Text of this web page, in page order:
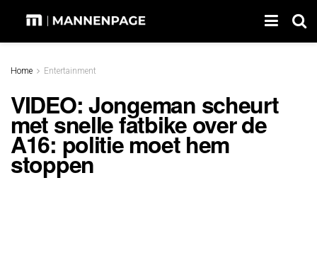
Home Entertainment
VIDEO: Jongeman scheurt
met snelle fatbike over de
A16: politie moet hem
stoppen